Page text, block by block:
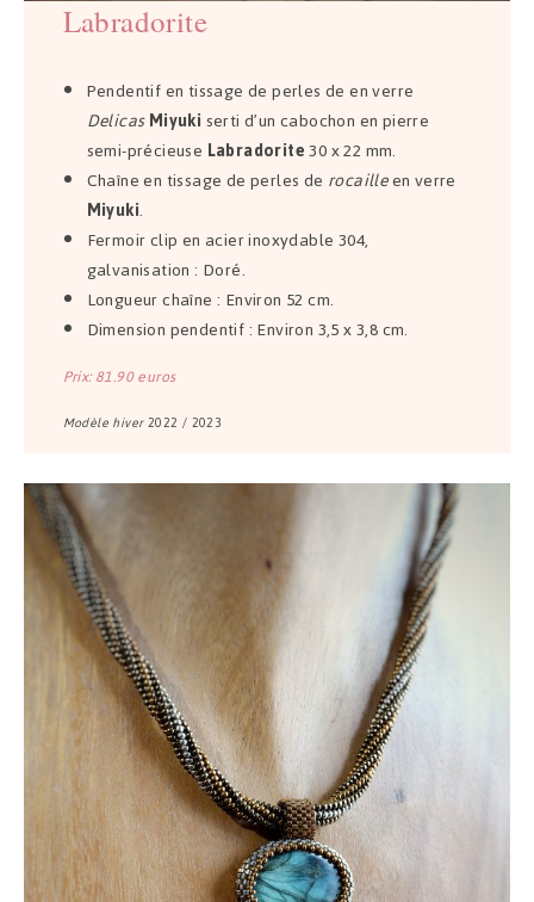
Labradorite
Pendentif en tissage de perles de en verre
DelicasMiyukiserti d’un cabochon en pierre
semi-précieuse Labradorite30 x 22 mm.
Chaîne en tissage de perles de rocailleen verre
Miyuki.
Fermoir clip en acier inoxydable 304,
galvanisation : Doré.
Longueur chaîne : Environ 52 cm.
Dimension pendentif : Environ 3,5 x 3,8 cm.
Prix: 81.90 euros
Modèle hiver2022 / 2023